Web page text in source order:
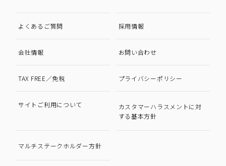
よくあるご質問 採用情報
会社情報 お問い合わせ
TAX FREE／免税 プライバシーポリシー
サイトご利用について
カスタマーハラスメントに対
する基本方針
マルチステークホルダー方針